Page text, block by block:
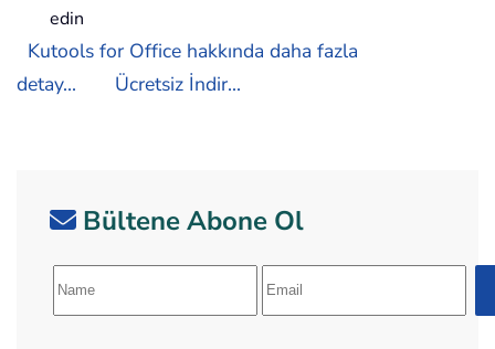
edin
Kutools for Office hakkında daha fazla
detay...
Ücretsiz İndir...
Bültene Abone Ol